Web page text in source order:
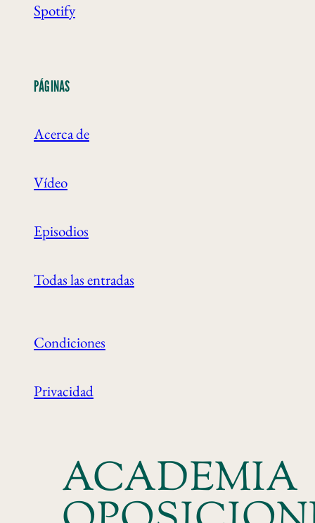
Spotify
PÁGINAS
Acerca de
Vídeo
Episodios
Todas las entradas
Condiciones
Privacidad
ACADEMIA